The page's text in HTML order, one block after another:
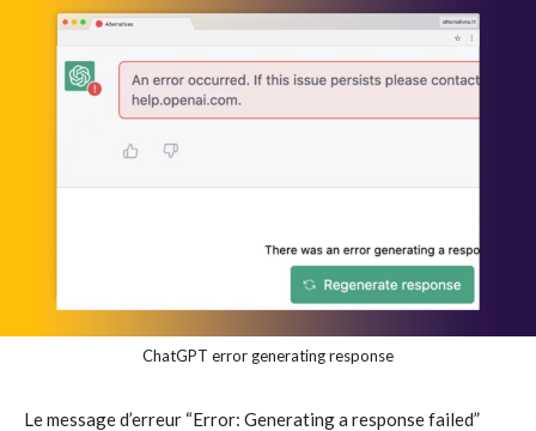
ChatGPT error generating response
Le message d’erreur “Error: Generating a response failed”